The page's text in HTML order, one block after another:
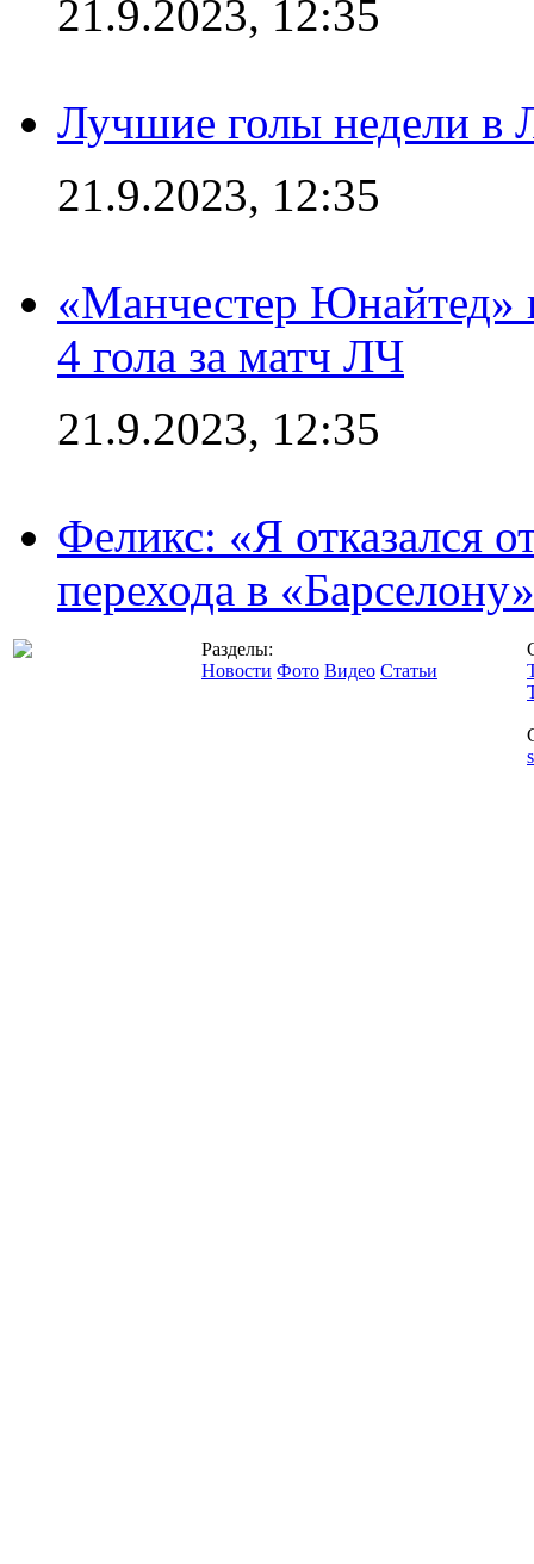
21.9.2023, 12:35
Лучшие голы недели в
21.9.2023, 12:35
«Манчестер Юнайтед»
4 гола за матч ЛЧ
21.9.2023, 12:35
Феликс: «Я отказался
перехода в «Барселону»
Разделы:
Новости Фото Видео Статьи